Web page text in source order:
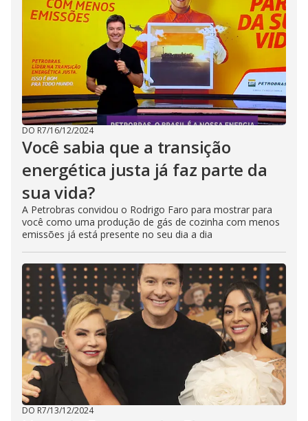
DO R7/16/12/2024
Você sabia que a transição
energética justa já faz parte da
sua vida?
A Petrobras convidou o Rodrigo Faro para mostrar para
você como uma produção de gás de cozinha com menos
emissões já está presente no seu dia a dia
DO R7/13/12/2024